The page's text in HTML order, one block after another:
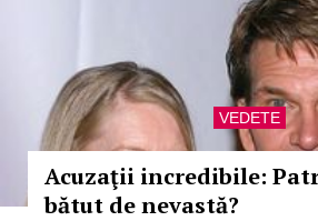
VEDETE
Acuzaţii incredibile:
bătut de nevastă?